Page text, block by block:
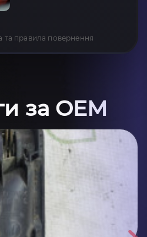
та правила повернення
за OEM